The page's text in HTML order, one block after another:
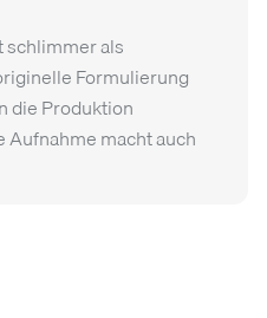
schlimmer als
Formulierung
die Produktion
macht auch